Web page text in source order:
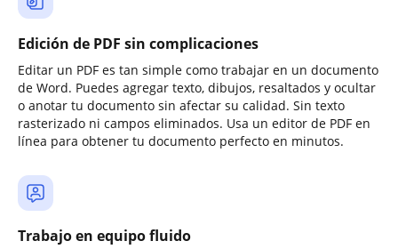
Edición de PDF sin complicaciones
Editar un PDF es tan simple como trabajar en un documento
de Word. Puedes agregar texto, dibujos, resaltados y ocultar
o anotar tu documento sin afectar su calidad. Sin texto
rasterizado ni campos eliminados. Usa un editor de PDF en
línea para obtener tu documento perfecto en minutos.
Trabajo en equipo fluido